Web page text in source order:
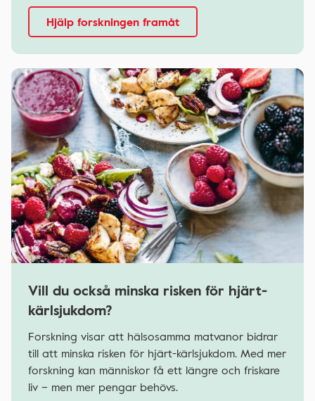
Hjälp forskningen framåt
Vill du också minska risken för hjärt-
kärlsjukdom?
Forskning visar att hälsosamma matvanor bidrar
till att minska risken för hjärt-kärlsjukdom. Med mer
forskning kan människor få ett längre och friskare
liv – men mer pengar behövs.